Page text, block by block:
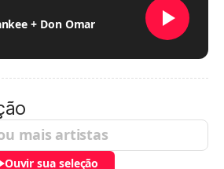
+ Don Omar
Ouvir sua seleção